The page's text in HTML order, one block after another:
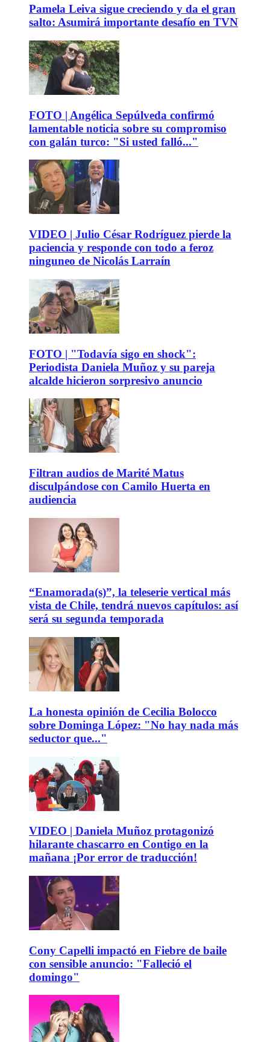
Pamela Leiva sigue creciendo y da el gran
salto: Asumirá importante desafío en TVN
FOTO | Angélica Sepúlveda confirmó
lamentable noticia sobre su compromiso
con galán turco: "Si usted falló..."
VIDEO | Julio César Rodríguez pierde la
paciencia y responde con todo a feroz
ninguneo de Nicolás Larraín
FOTO | "Todavía sigo en shock":
Periodista Daniela Muñoz y su pareja
alcalde hicieron sorpresivo anuncio
Filtran audios de Marité Matus
disculpándose con Camilo Huerta en
audiencia
“Enamorada(s)”, la teleserie vertical más
vista de Chile, tendrá nuevos capítulos: así
será su segunda temporada
La honesta opinión de Cecilia Bolocco
sobre Dominga López: "No hay nada más
seductor que..."
VIDEO | Daniela Muñoz protagonizó
hilarante chascarro en Contigo en la
mañana ¡Por error de traducción!
Cony Capelli impactó en Fiebre de baile
con sensible anuncio: "Falleció el
domingo"